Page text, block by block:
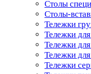
Столы
Столы-
Тележки
Тележки
Тележки
Тележки
Тележки